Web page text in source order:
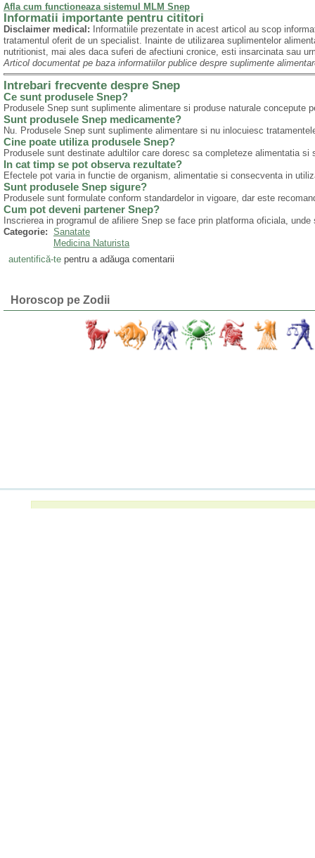
Afla cum functioneaza sistemul MLM Snep
Informatii importante pentru cititori
Disclaimer medical: Informatiile prezentate in acest articol au scop
tratamentul oferit de un specialist. Inainte de utilizarea suplimentelor
nutritionist, mai ales daca suferi de afectiuni cronice, esti insarcinata sau
Articol documentat pe baza informatiilor publice despre suplimente
Intrebari frecvente despre Snep
Ce sunt produsele Snep?
Produsele Snep sunt suplimente alimentare si produse naturale concepute
Sunt produsele Snep medicamente?
Nu. Produsele Snep sunt suplimente alimentare si nu inlocuiesc
Cine poate utiliza produsele Snep?
Produsele sunt destinate adultilor care doresc sa completeze alimentatia si
In cat timp se pot observa rezultate?
Efectele pot varia in functie de organism, alimentatie si consecventa in
Sunt produsele Snep sigure?
Produsele sunt formulate conform standardelor in vigoare, dar este
Cum pot deveni partener Snep?
Inscrierea in programul de afiliere Snep se face prin platforma oficiala,
Categorie: Sanatate
Medicina Naturista
autentifică-tepentru a adăuga comentarii
Horoscop pe Zodii